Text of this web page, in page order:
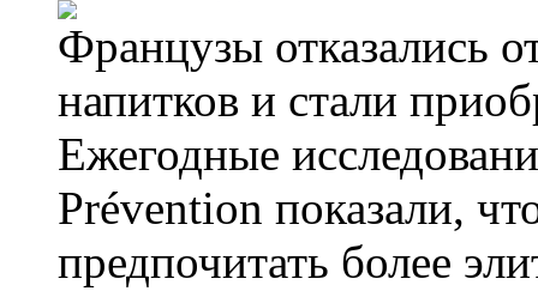
Французы отказались
напитков и стали
Ежегодные
Prévention показали,
предпочитать более